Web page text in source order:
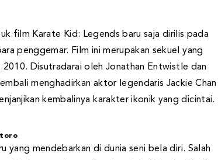
film Karate Kid: Legends baru saja dirilis pada
penggemar. Film ini merupakan sekuel yang
Disutradarai oleh Jonathan Entwistle dan
menghadirkan aktor legendaris Jackie Chan
kembalinya karakter ikonik yang dicintai.
yang mendebarkan di dunia seni bela diri. Salah